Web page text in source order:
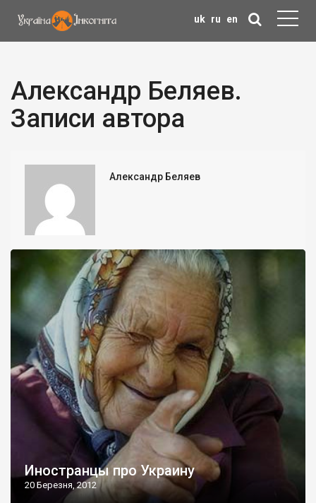
uk ru en
Александр Беляев.
Записи автора
Александр Беляев
Иностранцы про Украину
20 Березня, 2012